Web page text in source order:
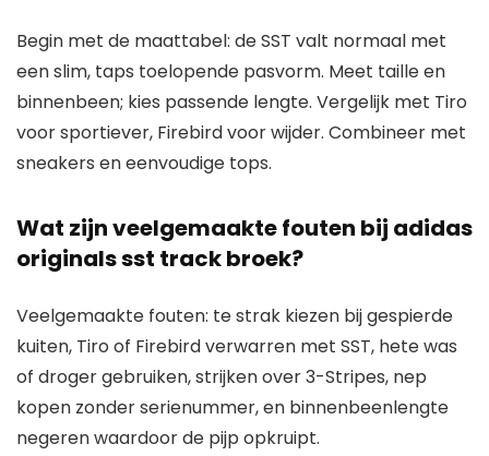
Begin met de maattabel: de SST valt normaal met
een slim, taps toelopende pasvorm. Meet taille en
binnenbeen; kies passende lengte. Vergelijk met Tiro
voor sportiever, Firebird voor wijder. Combineer met
sneakers en eenvoudige tops.
Wat zijn veelgemaakte fouten bij adidas
originals sst track broek?
Veelgemaakte fouten: te strak kiezen bij gespierde
kuiten, Tiro of Firebird verwarren met SST, hete was
of droger gebruiken, strijken over 3-Stripes, nep
kopen zonder serienummer, en binnenbeenlengte
negeren waardoor de pijp opkruipt.